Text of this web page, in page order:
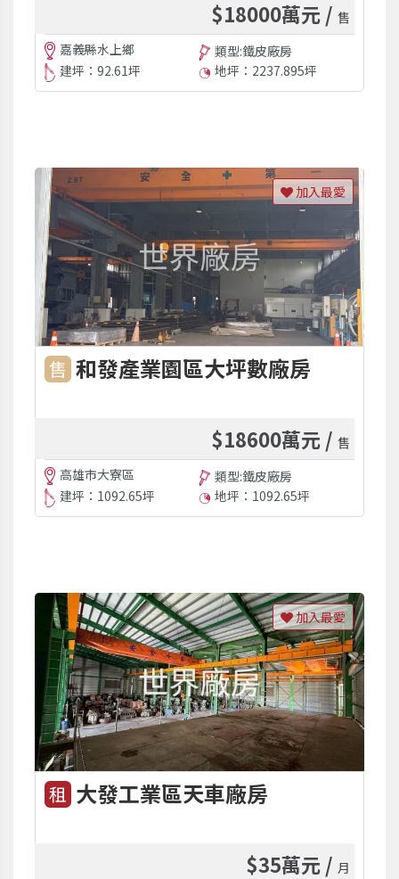
$18000萬元 / 售
嘉義縣水上鄉
類型:鐵皮廠房
建坪：92.61坪
地坪：2237.895坪
售 和發產業園區大坪數廠房
$18600萬元 / 售
高雄市大寮區
類型:鐵皮廠房
建坪：1092.65坪
地坪：1092.65坪
加入最愛
租 大發工業區天車廠房
$35萬元 / 月
加入最愛